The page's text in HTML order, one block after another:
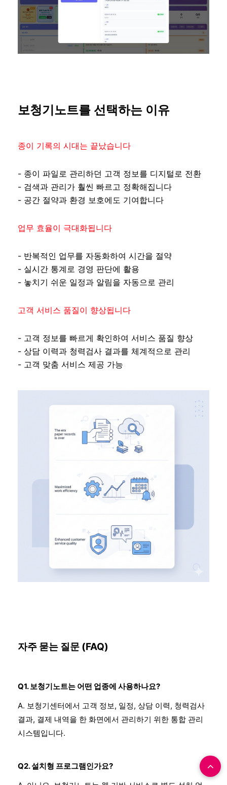
보청기노트를 선택하는 이유
종이 기록의 시대는 끝났습니다
- 종이 파일로 관리하던 고객 정보를 디지털로 전환
- 검색과 관리가 훨씬 빠르고 정확해집니다
- 공간 절약과 환경 보호에도 기여합니다
업무 효율이 극대화됩니다
- 반복적인 업무를 자동화하여 시간을 절약
- 실시간 통계로 경영 판단에 활용
- 놓치기 쉬운 일정과 알림을 자동으로 관리
고객 서비스 품질이 향상됩니다
- 고객 정보를 빠르게 확인하여 서비스 품질 향상
- 상담 이력과 청력검사 결과를 체계적으로 관리
- 고객 맞춤 서비스 제공 가능
자주 묻는 질문 (FAQ)
Q1. 보청기노트는 어떤 업종에 사용하나요?
A. 보청기센터에서 고객 정보, 일정, 상담 이력, 청력검사
결과, 결제 내역을 한 화면에서 관리하기 위한 통합 관리
시스템입니다.
Q2. 설치형 프로그램인가요?